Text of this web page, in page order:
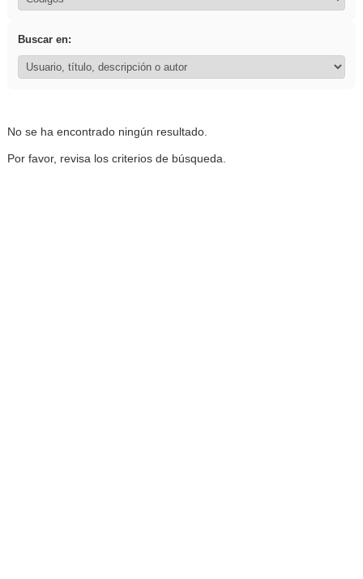
Buscar en:
No se ha encontrado ningún resultado.
Por favor, revisa los criterios de búsqueda.